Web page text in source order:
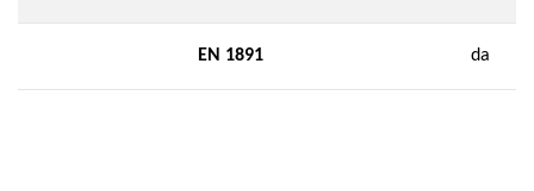
EN 1891 da